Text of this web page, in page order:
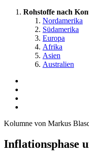
Rohstoffe nach
Nordamerika
Südamerika
Europa
Afrika
Asien
Australien
Kolumne von Markus
Inflationsphase